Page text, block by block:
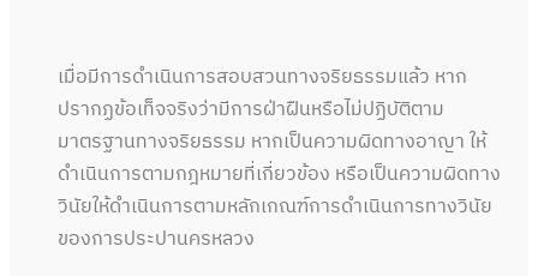
เมื่อมีการดำเนินการสอบสวนทางจริยธรรมแล้ว หาก
ปรากฏข้อเท็จจริงว่ามีการฝ่าฝืนหรือไม่ปฏิบัติตาม
มาตรฐานทางจริยธรรม หากเป็นความผิดทางอาญา ให้
ดำเนินการตามกฎหมายที่เกี่ยวข้อง หรือเป็นความผิดทาง
วินัยให้ดำเนินการตามหลักเกณฑ์การดำเนินการทางวินัย
ของการประปานครหลวง